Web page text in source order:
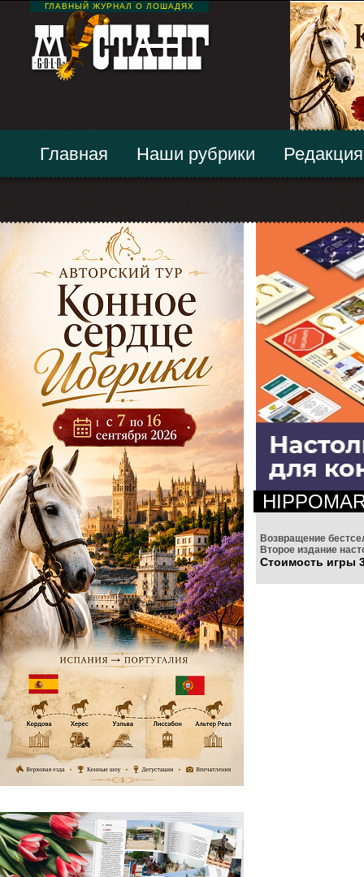
ГЛАВНЫЙ ЖУРНАЛ О ЛОШАДЯХ
Главная Наши рубрики Редакция
Возвращение
Второе издание
Стоимость игры